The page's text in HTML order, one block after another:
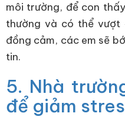
môi trường, để con
thường và có thể vượt
đồng cảm, các em sẽ
tin.
5. Nhà
để giảm